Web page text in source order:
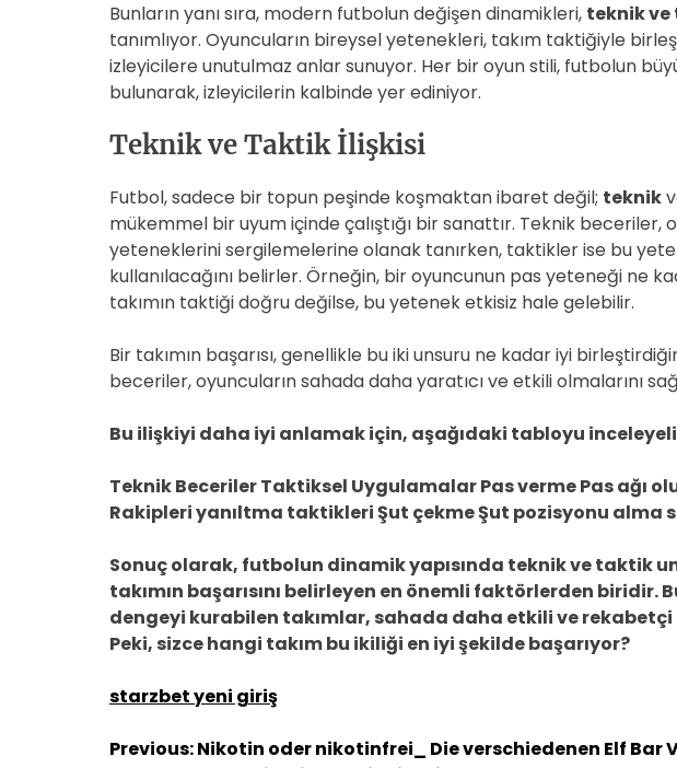
Bunların yanı sıra, modern futbolun değişen dinamikleri, teknik
tanımlıyor. Oyuncuların bireysel yetenekleri, takım taktiğiyle
izleyicilere unutulmaz anlar sunuyor. Her bir oyun stili, futbolun
bulunarak, izleyicilerin kalbinde yer ediniyor.
Teknik ve Taktik İlişkisi
Futbol, sadece bir topun peşinde koşmaktan ibaret değil; teknik
mükemmel bir uyum içinde çalıştığı bir sanattır. Teknik beceriler,
yeteneklerini sergilemelerine olanak tanırken, taktikler ise bu
kullanılacağını belirler. Örneğin, bir oyuncunun pas yeteneği ne
takımın taktiği doğru değilse, bu yetenek etkisiz hale gelebilir.
Bir takımın başarısı, genellikle bu iki unsuru ne kadar iyi
beceriler, oyuncuların sahada daha yaratıcı ve etkili olmalarını
Bu ilişkiyi daha iyi anlamak için, aşağıdaki tabloyu
Teknik Beceriler Taktiksel Uygulamalar Pas verme Pas ağı
Rakipleri yanıltma taktikleri Şut çekme Şut pozisyonu alma
Sonuç olarak, futbolun dinamik yapısında teknik ve taktik
takımın başarısını belirleyen en önemli faktörlerden biridir.
dengeyi kurabilen takımlar, sahada daha etkili ve rekabetçi
Peki, sizce hangi takım bu ikiliği en iyi şekilde başarıyor?
starzbet yeni giriş
Y
Previous:Nikotin oder nikotinfrei_ Die verschiedenen Elf Bar